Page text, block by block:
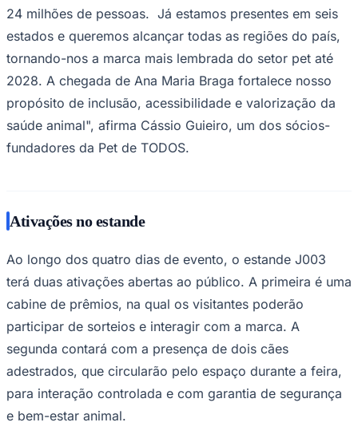
Flamengo
24 milhões de pessoas. Já estamos presentes em seis
estados e queremos alcançar todas as regiões do país,
tornando-nos a marca mais lembrada do setor pet até
2028. A chegada de Ana Maria Braga fortalece nosso
propósito de inclusão, acessibilidade e valorização da
saúde animal", afirma Cássio Guieiro, um dos sócios-
fundadores da Pet de TODOS.
Ativações no estande
Ao longo dos quatro dias de evento, o estande J003
terá duas ativações abertas ao público. A primeira é uma
cabine de prêmios, na qual os visitantes poderão
participar de sorteios e interagir com a marca. A
segunda contará com a presença de dois cães
adestrados, que circularão pelo espaço durante a feira,
para interação controlada e com garantia de segurança
e bem-estar animal.